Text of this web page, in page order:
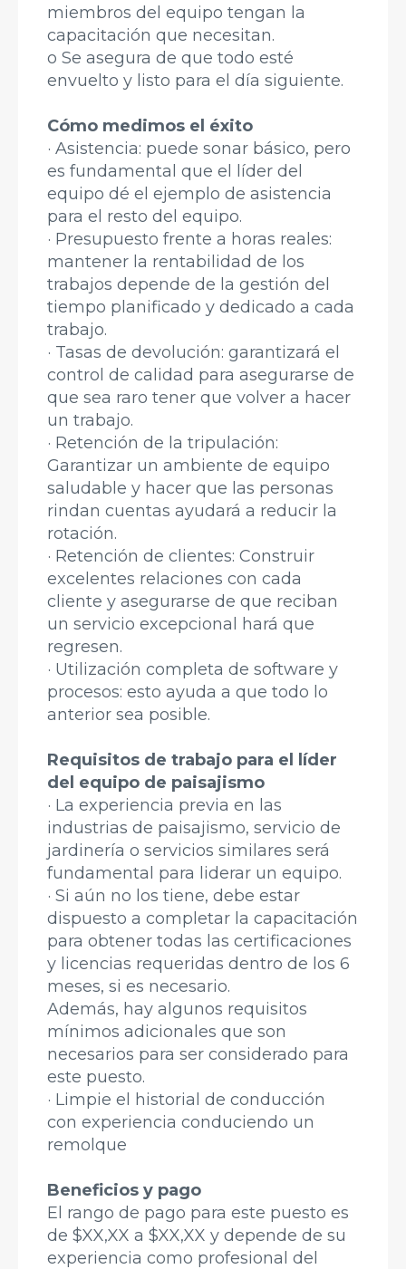
miembros del equipo tengan la
capacitación que necesitan.
o Se asegura de que todo esté
envuelto y listo para el día siguiente.
Cómo medimos el éxito
· Asistencia: puede sonar básico, pero
es fundamental que el líder del
equipo dé el ejemplo de asistencia
para el resto del equipo.
· Presupuesto frente a horas reales:
mantener la rentabilidad de los
trabajos depende de la gestión del
tiempo planificado y dedicado a cada
trabajo.
· Tasas de devolución: garantizará el
control de calidad para asegurarse de
que sea raro tener que volver a hacer
un trabajo.
· Retención de la tripulación:
Garantizar un ambiente de equipo
saludable y hacer que las personas
rindan cuentas ayudará a reducir la
rotación.
· Retención de clientes: Construir
excelentes relaciones con cada
cliente y asegurarse de que reciban
un servicio excepcional hará que
regresen.
· Utilización completa de software y
procesos: esto ayuda a que todo lo
anterior sea posible.
Requisitos de trabajo para el líder
del equipo de paisajismo
· La experiencia previa en las
industrias de paisajismo, servicio de
jardinería o servicios similares será
fundamental para liderar un equipo.
· Si aún no los tiene, debe estar
dispuesto a completar la capacitación
para obtener todas las certificaciones
y licencias requeridas dentro de los 6
meses, si es necesario.
Además, hay algunos requisitos
mínimos adicionales que son
necesarios para ser considerado para
este puesto.
· Limpie el historial de conducción
con experiencia conduciendo un
remolque
Beneficios y pago
El rango de pago para este puesto es
de $XX,XX a $XX,XX y depende de su
experiencia como profesional del